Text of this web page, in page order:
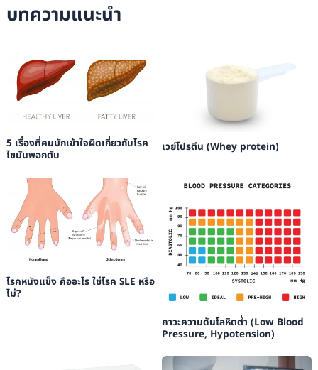
Artificial Tears,”
The Ocular Surface
บทความแนะนำ
5 เรื่องที่คนมักเข้าใจผิดเกี่ยวกับโรค
ไขมันพอกตับ
เวย์โปรตีน (Whey protein)
โรคหนังแข็ง คืออะไร ใช่โรค SLE หรือ
ไม่?
ภาวะความดันโลหิตต่ำ (Low Blood
Pressure, Hypotension)